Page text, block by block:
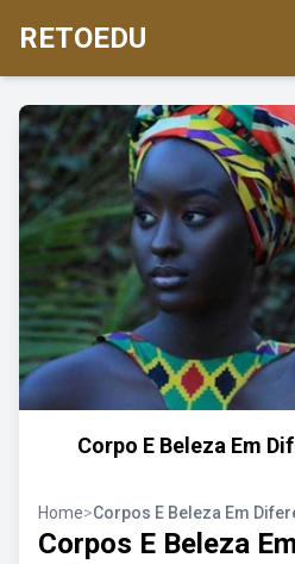
RETOEDU
Corpo E Beleza Em
Home>Corpos E Beleza Em
Corpos E Beleza